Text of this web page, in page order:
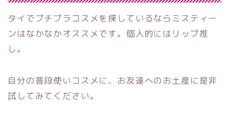
タイでプチプラコスメを探しているならミスティー
ンはなかなかオススメです。個人的にはリップ推
し。
自分の普段使いコスメに、お友達へのお土産に是非
試してみてください。